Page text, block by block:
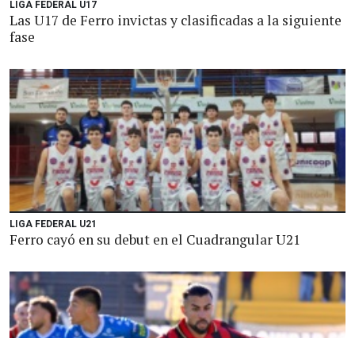
LIGA FEDERAL U17
Las U17 de Ferro invictas y clasificadas a la siguiente
fase
LIGA FEDERAL U21
Ferro cayó en su debut en el Cuadrangular U21